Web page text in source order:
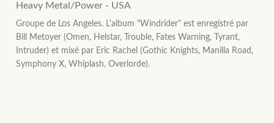
Heavy Metal/Power - USA
Groupe de Los Angeles. L'album "Windrider" est enregistré par
Bill Metoyer (Omen, Helstar, Trouble, Fates Warning, Tyrant,
Intruder) et mixé par Eric Rachel (Gothic Knights, Manilla Road,
Symphony X, Whiplash, Overlorde).